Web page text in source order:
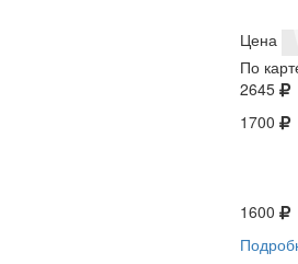
Цена
По
2645
1700
1600